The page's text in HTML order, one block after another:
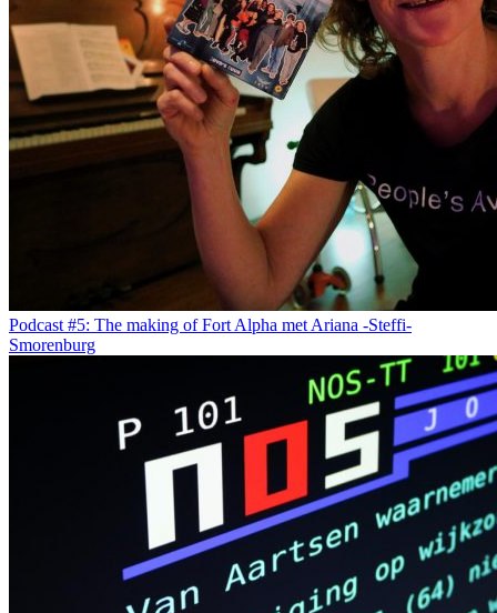
Podcast #5: The making of Fort Alpha met Ariana -Steffi-
Smorenburg